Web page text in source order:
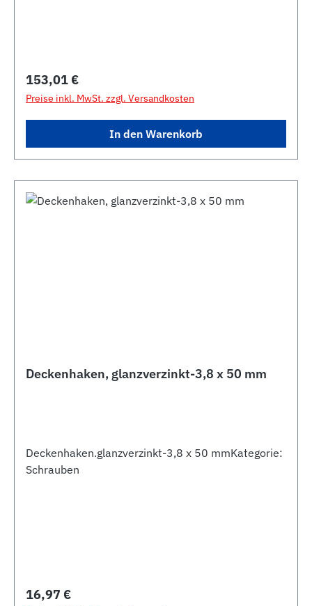
Regulärer Preis:
153,01 €
Preise inkl. MwSt. zzgl. Versandkosten
In den Warenkorb
Deckenhaken, glanzverzinkt-3,8 x 50 mm
Deckenhaken.glanzverzinkt-3,8 x 50 mmKategorie:
Schrauben
Regulärer Preis:
16,97 €